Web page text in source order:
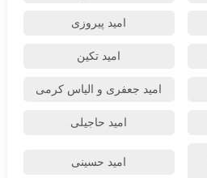
امید پیروزی
امید تکین
امید جعفری و الیاس کرمی
امید حاجیلی
امید حسینی